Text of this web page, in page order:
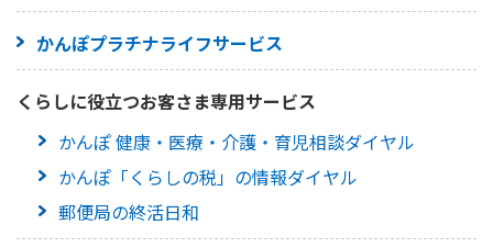
各種サービス・お知らせ
ご契約のしおり・約款（Web約款）
保険用語集
ご契約手続きの流れ
保険料のお払込方法
保険用語集
お問い合わせ
かんぽアプリ～かんぽの健康と安心を手のひらに～
すこやか健康ラボ
かんぽブランド
かんぽ生命のサステナビリティ
かんぽプラチナライフサービス
くらしに役立つお客さま専用サービス
かんぽ 健康・医療・介護・育児相談ダイヤル
かんぽ「くらしの税」の情報ダイヤル
郵便局の終活日和